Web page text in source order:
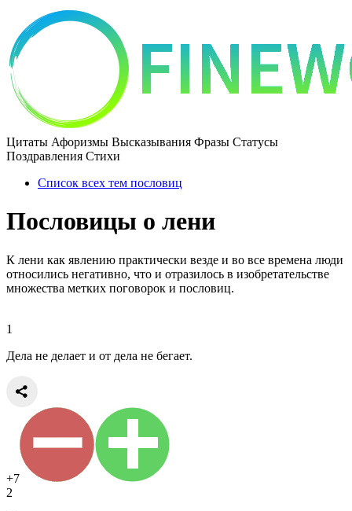
Цитаты Афоризмы Высказывания Фразы Статусы
Поздравления Стихи
Список всех тем пословиц
Пословицы о лени
К лени как явлению практически везде и во все времена люди
относились негативно, что и отразилось в изобретательстве
множества метких поговорок и пословиц.
1
Дела не делает и от дела не бегает.
+7
2